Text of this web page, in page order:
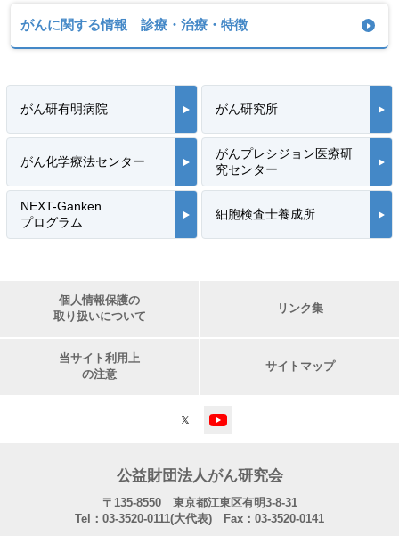
がんに関する情報 診療・治療・特徴
がん研有明病院 がん研究所
がん化学療法センター
がんプレシジョン医療研
究センター
NEXT-Ganken
プログラム
細胞検査士養成所
公益財団法人がん研究会
〒135-8550 東京都江東区有明3-8-31
Tel：03-3520-0111(大代表) Fax：03-3520-0141
個人情報保護の
取り扱いについて
リンク集
当サイト利用上
の注意
サイトマップ